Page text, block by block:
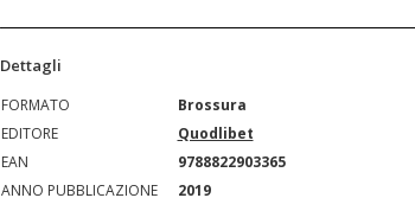
Dettagli
FORMATO
Brossura
EDITORE
Quodlibet
EAN
9788822903365
ANNO PUBBLICAZIONE
2019